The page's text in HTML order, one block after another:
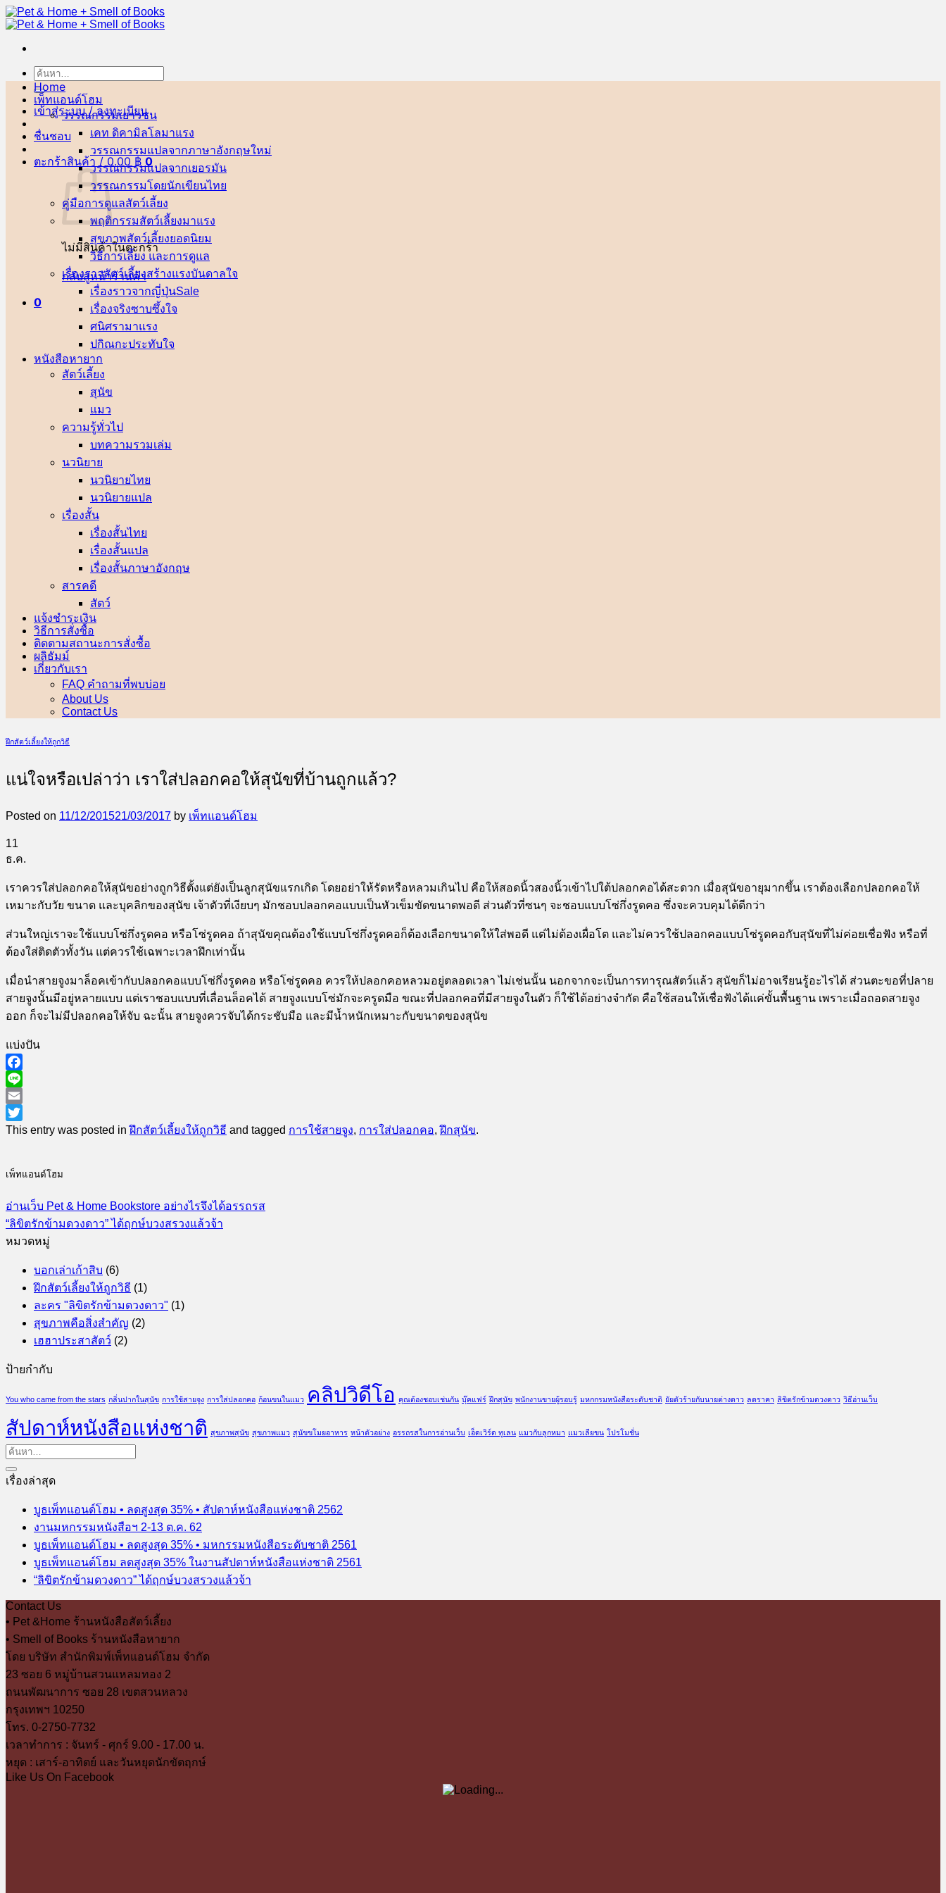
ข้าม
ไป
เนื้อหา
ค้นหา:
เข้าสู่ระบบ / ลงทะเบียน
ชื่นชอบ
ตะกร้าสินค้า / 0.00 ฿ 0
ไม่มีสินค้าในตะกร้า
กลับสู่หน้าร้านค้า
0
Home
เพ็ทแอนด์โฮม
วรรณกรรมเยาวชน
เคท ดิคามิลโล
วรรณกรรมแปลจากภาษาอังกฤษ
วรรณกรรมแปลจากเยอรมัน
วรรณกรรมโดยนักเขียนไทย
คู่มือการดูแลสัตว์เลี้ยง
พฤติกรรมสัตว์เลี้ยง
สุขภาพสัตว์เลี้ยง
วิธีการเลี้ยง และการดูแล
เรื่องราวสัตว์เลี้ยงสร้างแรงบันดาลใจ
เรื่องราวจากญี่ปุ่น
เรื่องจริงซาบซึ้งใจ
ศนิศรา
ปกิณกะประทับใจ
หนังสือหายาก
สัตว์เลี้ยง
สุนัข
แมว
ความรู้ทั่วไป
บทความรวมเล่ม
นวนิยาย
นวนิยายไทย
นวนิยายแปล
เรื่องสั้น
เรื่องสั้นไทย
เรื่องสั้นแปล
เรื่องสั้นภาษาอังกฤษ
สารคดี
สัตว์
แจ้งชำระเงิน
วิธีการสั่งซื้อ
ติดตามสถานะการสั่งซื้อ
ผลิธัมม์
เกี่ยวกับเรา
FAQ คำถามที่พบบ่อย
About Us
Contact Us
ฝึกสัตว์เลี้ยงให้ถูกวิธี
แน่ใจหรือเปล่าว่า เราใส่ปลอกคอให้สุนัขที่บ้านถูกแล้ว?
Posted on 11/12/201521/03/2017 by เพ็ทแอนด์โฮม
11
ธ.ค.
เราควรใส่ปลอกคอให้สุนัขอย่างถูกวิธีตั้งแต่ยังเป็นลูกสุนัขแรกเกิด โดยอย่าให้รัดหรือหลวมเกินไป คือให้สอดนิ้วสองนิ้วเข้าไปใต้ปลอกคอได้สะดวก เมื่อสุนัขอายุมากขึ้น เราต้องเลือกปลอกคอให้
เหมาะกับวัย ขนาด และบุคลิกของสุนัข เจ้าตัวที่เงียบๆ มักชอบปลอกคอแบบเป็นหัวเข็มขัดขนาดพอดี ส่วนตัวที่ซนๆ จะชอบแบบโซ่กึ่งรูดคอ ซึ่งจะควบคุมได้ดีกว่า
ส่วนใหญ่เราจะใช้แบบโซ่กึ่งรูดคอ หรือโซ่รูดคอ ถ้าสุนัขคุณต้องใช้แบบโซ่กึ่งรูดคอก็ต้องเลือกขนาดให้ใส่พอดี แต่ไม่ต้องเผื่อโต และไม่ควรใช้ปลอกคอแบบโซ่รูดคอกับสุนัขที่ไม่ค่อยเชื่อฟัง หรือที่
ต้องใส่ติดตัวทั้งวัน แต่ควรใช้เฉพาะเวลาฝึกเท่านั้น
เมื่อนำสายจูงมาล็อคเข้ากับปลอกคอแบบโซ่กึ่งรูดคอ หรือโซ่รูดคอ ควรให้ปลอกคอหลวมอยู่ตลอดเวลา ไม่เช่นนั้น นอกจากจะเป็นการทารุณสัตว์แล้ว สุนัขก็ไม่อาจเรียนรู้อะไรได้ ส่วนตะขอที่ปลาย
สายจูงนั้นมีอยู่หลายแบบ แต่เราชอบแบบที่เลื่อนล็อคได้ สายจูงแบบโซ่มักจะครูดมือ ขณะที่ปลอกคอที่มีสายจูงในตัว ก็ใช้ได้อย่างจำกัด คือใช้สอนให้เชื่อฟังได้แค่ขั้นพื้นฐาน เพราะเมื่อถอดสายจูง
ออก ก็จะไม่มีปลอกคอให้จับ ฉะนั้น สายจูงควรจับได้กระชับมือ และมีน้ำหนักเหมาะกับขนาดของสุนัข
แบ่งปัน
Facebook
Line
Email
Twitter
This entry was posted inฝึกสัตว์เลี้ยงให้ถูกวิธี and tagged การใช้สายจูง, การใส่ปลอกคอ,ฝึกสุนัข.
เพ็ทแอนด์โฮม
อ่านเว็บ Pet & Home Bookstore อย่างไรจึงได้อรรถรส
“ลิขิตรักข้ามดวงดาว” ได้ฤกษ์บวงสรวงแล้วจ้า
หมวดหมู่
บอกเล่าเก้าสิบ (6)
ฝึกสัตว์เลี้ยงให้ถูกวิธี (1)
ละคร "ลิขิตรักข้ามดวงดาว" (1)
สุขภาพคือสิ่งสำคัญ (2)
เฮฮาประสาสัตว์ (2)
ป้ายกำกับ
You who came from the stars กลิ่นปากในสุนัข การใช้สายจูง การใส่ปลอกคอ ก้อนขนในแมว คลิปวิดีโอ คุณต้องชอบเช่นกัน บุ๊คแฟร์ ฝึกสุนัข พนักงานขายผู้รอบรู้ มหกกรมหนังสือระดับชาติ ยัยตัวร้ายกับนายต่างดาว ลดราคา ลิขิตรักข้ามดวงดาว วิธีอ่านเว็บ
สัปดาห์หนังสือแห่งชาติ สุขภาพสุนัข สุขภาพแมว สุนัขขโมยอาหาร หน้าตัวอย่าง อรรถรสในการอ่านเว็บ เอ็ดเวิร์ด ทูเลน แมวกับลูกหมา แมวเลียขน โปรโมชั่น
เรื่องล่าสุด
บูธเพ็ทแอนด์โฮม • ลดสูงสุด 35% • สัปดาห์หนังสือแห่งชาติ 2562
งานมหกรรมหนังสือฯ 2-13 ต.ค. 62
บูธเพ็ทแอนด์โฮม • ลดสูงสุด 35% • มหกรรมหนังสือระดับชาติ 2561
บูธเพ็ทแอนด์โฮม ลดสูงสุด 35% ในงานสัปดาห์หนังสือแห่งชาติ 2561
“ลิขิตรักข้ามดวงดาว” ได้ฤกษ์บวงสรวงแล้วจ้า
Contact Us
• Pet &Home ร้านหนังสือสัตว์เลี้ยง
• Smell of Books ร้านหนังสือหายาก
โดย บริษัท สำนักพิมพ์เพ็ทแอนด์โฮม จำกัด
23 ซอย 6 หมู่บ้านสวนแหลมทอง 2
ถนนพัฒนาการ ซอย 28 เขตสวนหลวง
กรุงเทพฯ 10250
โทร. 0-2750-7732
เวลาทำการ : จันทร์ - ศุกร์ 9.00 - 17.00 น.
หยุด : เสาร์-อาทิตย์ และวันหยุดนักขัตฤกษ์
Like Us On Facebook